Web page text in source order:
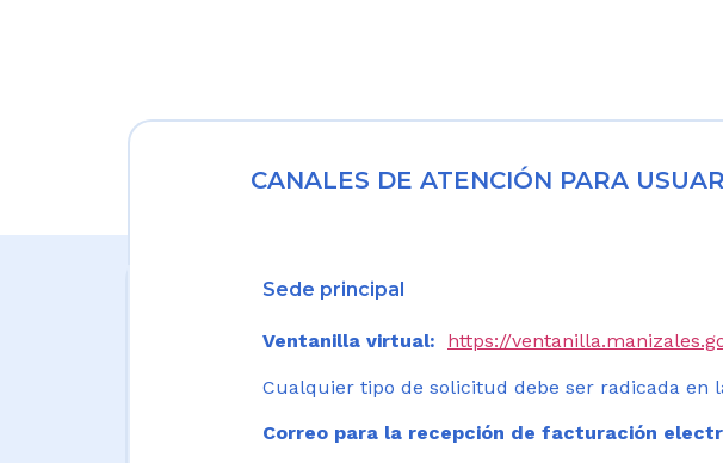
CANALES DE ATENCIÓN PARA
Sede principal
Ventanilla virtual: https://
Cualquier tipo de solicitud debe ser radicada en
Correo para la recepción de facturación